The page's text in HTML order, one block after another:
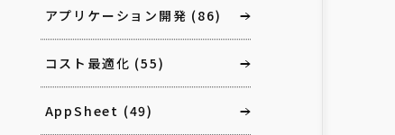
アプリケーション開発 (86)
コスト最適化 (55)
AppSheet (49)